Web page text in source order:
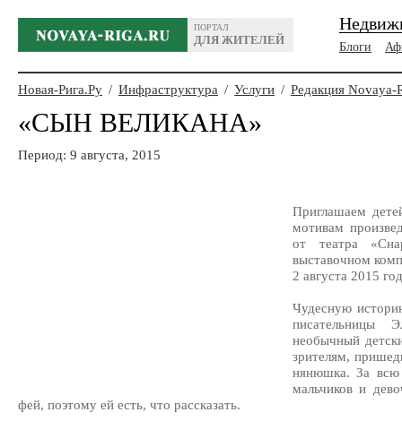
ПОРТАЛ
ДЛЯ ЖИТЕЛЕЙ
Блоги
Новая-Рига.Ру / Инфраструктура / Услуги / Редакция Novaya-
«СЫН ВЕЛИКАНА»
Период: 9 августа, 2015
Приглашаем
мотивам
от театра
выставочном
2 августа 2015
Чудесную
писательницы
необычный
зрителям,
нянюшка. За всю
мальчиков и
фей, поэтому ей есть, что рассказать.